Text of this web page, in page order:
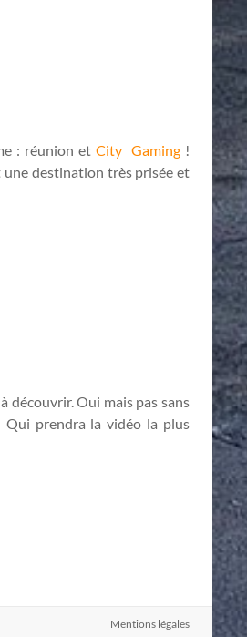
: réunion et City Gaming !
une destination très prisée et
découvrir. Oui mais pas sans
prendra la vidéo la plus
Mentions légales